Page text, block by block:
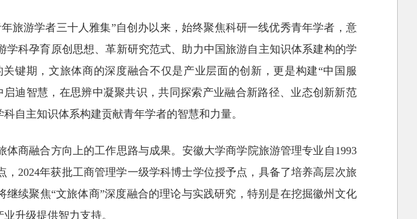
旅游学者三十人雅集”自创办以来，始终聚焦科研一线优秀青年学者，意
科孕育原创思想、革新研究范式、助力中国旅游自主知识体系建构的学
键期，文旅体商的深度融合不仅是产业层面的创新，更是构建“中国服
迪智慧，在思辨中凝聚共识，共同探索产业融合新路径、业态创新新范
自主知识体系构建贡献青年学者的智慧和力量。
商融合方向上的工作思路与成果。安徽大学商学院旅游管理专业自1993
2024年获批工商管理学一级学科博士学位授予点，具备了培养高层次旅
续聚焦“文旅体商”深度融合的理论与实践研究，特别是在挖掘徽州文化
升级提供智力支持。